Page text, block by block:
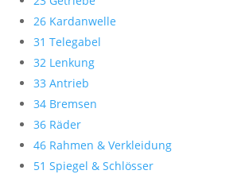
26 Kardanwelle
31 Telegabel
32 Lenkung
33 Antrieb
34 Bremsen
36 Räder
46 Rahmen & Verkleidung
51 Spiegel & Schlösser